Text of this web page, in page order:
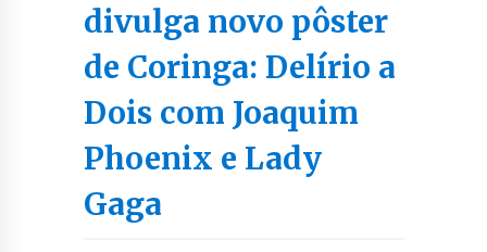
divulga novo pôster
de Coringa: Delírio a
Dois com Joaquim
Phoenix e Lady
Gaga